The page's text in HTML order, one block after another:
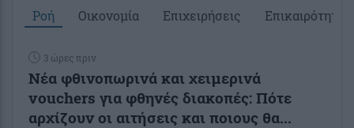
Ροή Οικονομία Επιχειρήσεις Επικαιρότητα
3 ώρες πριν
Νέα φθινοπωρινά και χειμερινά
vouchers για φθηνές διακοπές: Πότε
αρχίζουν οι αιτήσεις και ποιους θα...